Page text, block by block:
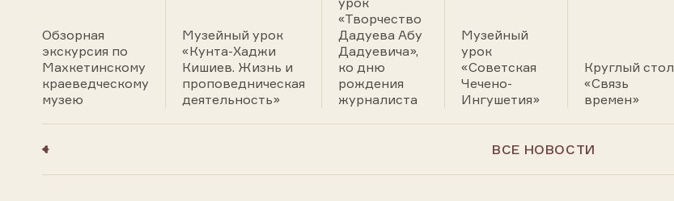
Обзорная
экскурсия по
Махкетинскому
краеведческому
музею
Музейный урок
«Кунта-Хаджи
Кишиев. Жизнь и
проповедническая
деятельность»
«Творчество
Дадуева Абу
Дадуевича»,
ко дню
рождения
журналиста
Музейный
урок
«Советская
Чечено-
Ингушетия»
Круглый стол
«Связь
времен»
ВСЕ НОВОСТИ